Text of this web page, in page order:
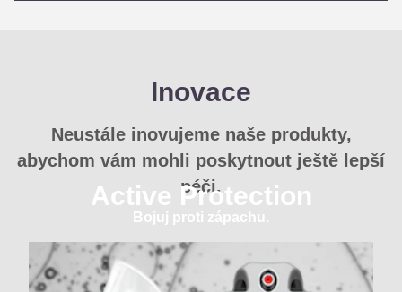
Inovace
Neustále inovujeme naše produkty,
abychom vám mohli poskytnout ještě lepší
péči.
Active Protection
Bojuj proti zápachu.